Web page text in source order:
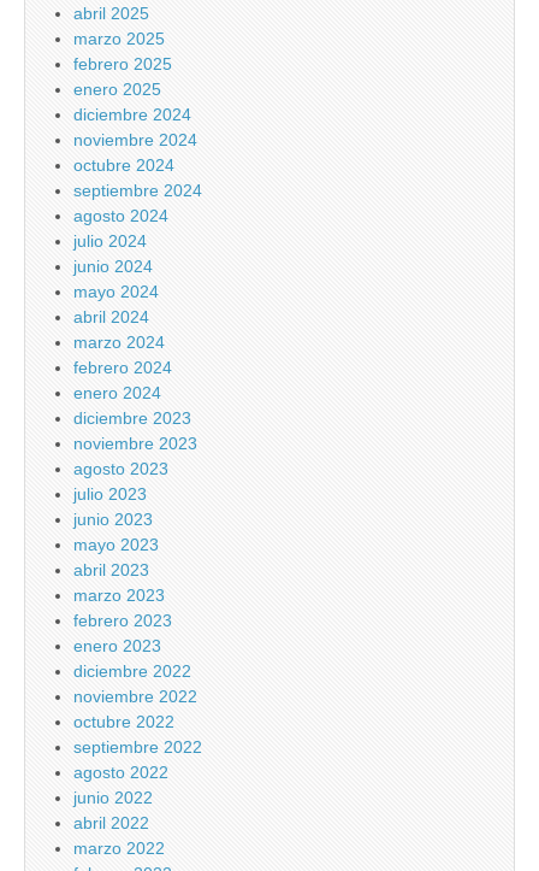
abril 2025
marzo 2025
febrero 2025
enero 2025
diciembre 2024
noviembre 2024
octubre 2024
septiembre 2024
agosto 2024
julio 2024
junio 2024
mayo 2024
abril 2024
marzo 2024
febrero 2024
enero 2024
diciembre 2023
noviembre 2023
agosto 2023
julio 2023
junio 2023
mayo 2023
abril 2023
marzo 2023
febrero 2023
enero 2023
diciembre 2022
noviembre 2022
octubre 2022
septiembre 2022
agosto 2022
junio 2022
abril 2022
marzo 2022